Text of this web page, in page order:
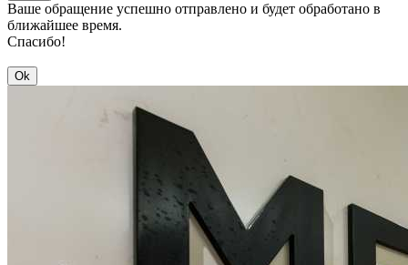
Ваше обращение успешно отправлено и будет обработано в
ближайшее время.
Спасибо!
Ok